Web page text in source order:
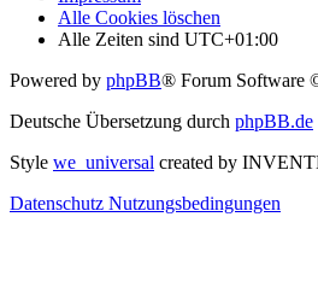
Alle Cookies löschen
Alle Zeiten sind UTC+01:00
Powered by phpBB® Forum Software
Deutsche Übersetzung durch phpBB.de
Style we_universal created by
Datenschutz Nutzungsbedingungen